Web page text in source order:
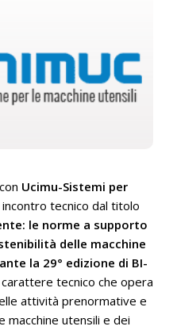
Ucimu-Sistemi per
tecnico dal titolo
le norme a supporto
delle macchine
la 29° edizione di BI-
tecnico che opera
attività prenormative e
utensili e dei